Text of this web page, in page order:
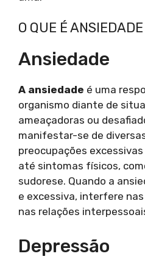
O QUE É
Ansiedade
A ansiedade é uma
organismo diante de
ameaçadoras ou
manifestar-se de
preocupações
até sintomas físicos,
sudorese. Quando a
e excessiva, interfere
nas relações
Depressão